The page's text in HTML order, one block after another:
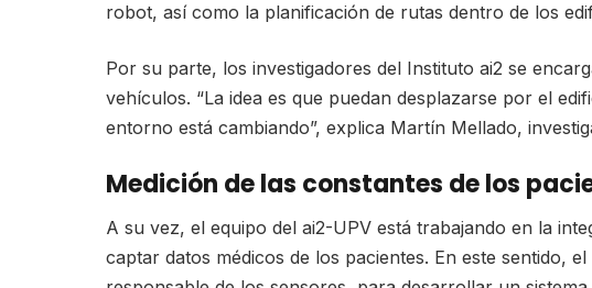
robot, así como la planificación de rutas dentro de los
Por su parte, los investigadores del Instituto ai2 se
vehículos. “La idea es que puedan desplazarse por el
entorno está cambiando”, explica Martín Mellado,
Medición de las constantes de los
A su vez, el equipo del ai2-UPV está trabajando en la
captar datos médicos de los pacientes. En este sentido,